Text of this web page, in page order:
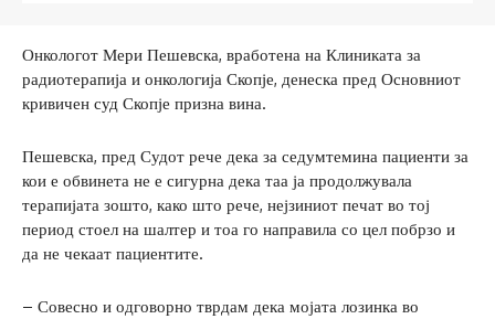
Онкологот Мери Пешевска, вработена на Клиниката за
радиотерапија и онкологија Скопје, денеска пред Основниот
кривичен суд Скопје призна вина.
Пешевска, пред Судот рече дека за седумтемина пациенти за
кои е обвинета не е сигурна дека таа ја продолжувала
терапијата зошто, како што рече, нејзиниот печат во тој
период стоел на шалтер и тоа го направила со цел побрзо и
да не чекаат пациентите.
– Совесно и одговорно тврдам дека мојата лозинка во